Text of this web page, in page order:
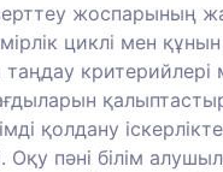
жоспарының
циклі мен құнын
критерийлері
қолдану
Оқу пәні білім